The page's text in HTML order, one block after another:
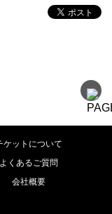
ケットについて
よくあるご質問
会社概要